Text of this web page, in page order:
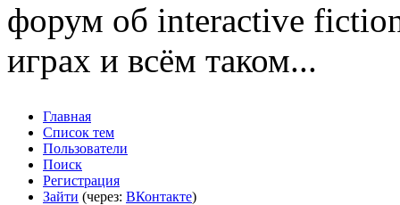
форум об interactive
играх и всём таком...
Главная
Список тем
Пользователи
Поиск
Регистрация
Зайти (через: ВКонтакте)